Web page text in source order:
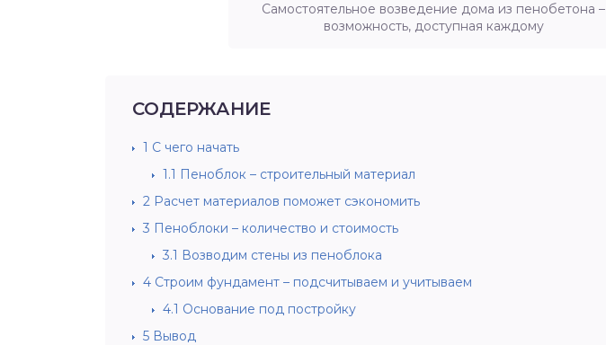
Самостоятельное возведение дома из пенобетона –
возможность, доступная каждому
СОДЕРЖАНИЕ
1 С чего начать
1.1 Пеноблок – строительный материал
2 Расчет материалов поможет сэкономить
3 Пеноблоки – количество и стоимость
3.1 Возводим стены из пеноблока
4 Строим фундамент – подсчитываем и учитываем
4.1 Основание под постройку
5 Вывод